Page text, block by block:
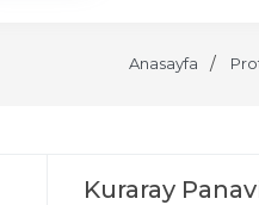
Anasayfa
Kuraray